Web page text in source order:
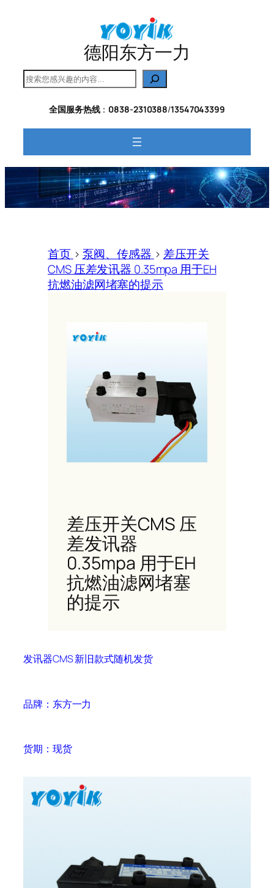
德阳东方一力
搜
索
全国服务热线： 0838-2310388/13547043399
首页 > 泵阀、传感器 > 差压开关
CMS 压差发讯器 0.35mpa 用于EH
抗燃油滤网堵塞的提示
差压开关CMS 压
差发讯器
0.35mpa 用于EH
抗燃油滤网堵塞
的提示
发讯器CMS 新旧款式随机发货
品牌：东方一力
货期：现货